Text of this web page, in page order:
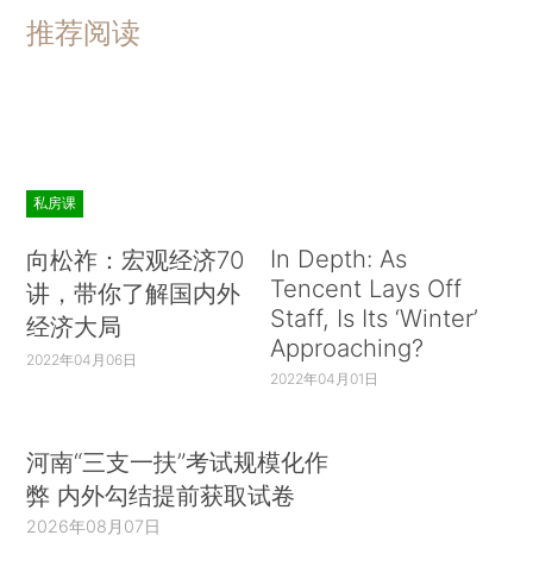
推荐阅读
私房课
向松祚：宏观经济70
讲，带你了解国内外
经济大局
2022年04月06日
In Depth: As
Tencent Lays Off
Staff, Is Its ‘Winter’
Approaching?
2022年04月01日
河南“三支一扶”考试规模化作
弊 内外勾结提前获取试卷
2026年08月07日